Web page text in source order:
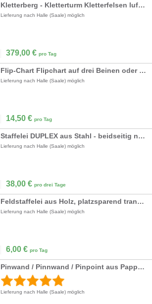
Kletterberg - Kletterturm Kletterfelsen luftgeblasen 5Meter hoch
Lieferung nach Halle (Saale) möglich
379,00 € pro Tag
Flip-Chart Flipchart auf drei Beinen oder Rollen
Lieferung nach Halle (Saale) möglich
14,50 € pro Tag
Staffelei DUPLEX aus Stahl - beidseitig nutzbar
Lieferung nach Halle (Saale) möglich
38,00 € pro drei Tage
Feldstaffelei aus Holz, platzsparend transportabel
Lieferung nach Halle (Saale) möglich
6,00 € pro Tag
Pinwand / Pinnwand / Pinpoint aus Pappe Papptafel
Lieferung nach Halle (Saale) möglich